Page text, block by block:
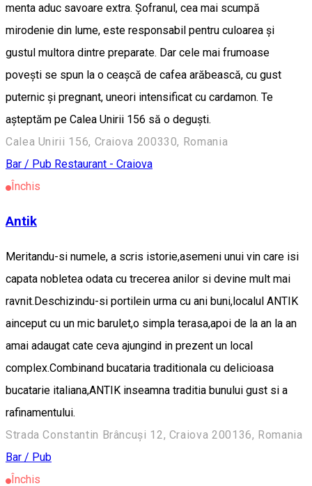
menta aduc savoare extra. Șofranul, cea mai scumpă
mirodenie din lume, este responsabil pentru culoarea și
gustul multora dintre preparate. Dar cele mai frumoase
povești se spun la o ceașcă de cafea arăbească, cu gust
puternic și pregnant, uneori intensificat cu cardamon. Te
așteptăm pe Calea Unirii 156 să o deguști.
Calea Unirii 156, Craiova 200330, Romania
Bar / Pub Restaurant - Craiova
Închis
Antik
Meritandu-si numele, a scris istorie,asemeni unui vin care isi
capata nobletea odata cu trecerea anilor si devine mult mai
ravnit.Deschizindu-si portilein urma cu ani buni,localul ANTIK
ainceput cu un mic barulet,o simpla terasa,apoi de la an la an
amai adaugat cate ceva ajungind in prezent un local
complex.Combinand bucataria traditionala cu delicioasa
bucatarie italiana,ANTIK inseamna traditia bunului gust si a
rafinamentului.
Strada Constantin Brâncuși 12, Craiova 200136, Romania
Bar / Pub
Închis